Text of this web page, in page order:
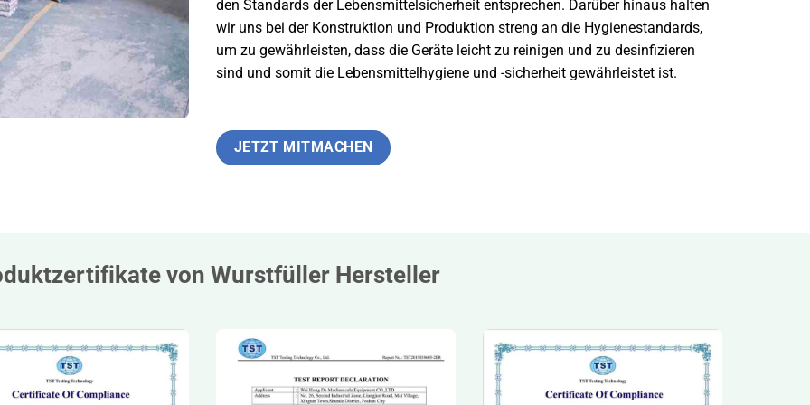
den Standards der Lebensmittelsicherheit entsprechen. Darüber hinaus halten
wir uns bei der Konstruktion und Produktion streng an die Hygienestandards,
um zu gewährleisten, dass die Geräte leicht zu reinigen und zu desinfizieren
sind und somit die Lebensmittelhygiene und -sicherheit gewährleistet ist.
JETZT MITMACHEN
von Wurstfüller Hersteller